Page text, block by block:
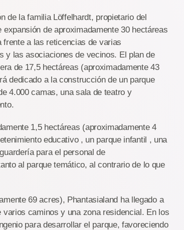
de la familia Löffelhardt, propietario del
de aproximadamente 30 hectáreas
a las reticencias de varias
y las asociaciones de vecinos. El plan de
de 17,5 hectáreas (aproximadamente 43
dedicado a la construcción de un parque
4.000 camas, una sala de teatro y
1,5 hectáreas (aproximadamente 4
educativo , un parque infantil , una
para el personal de
al parque temático, al contrario de lo que
69 acres), Phantasialand ha llegado a
caminos y una zona residencial. En los
para desarrollar el parque, favoreciendo